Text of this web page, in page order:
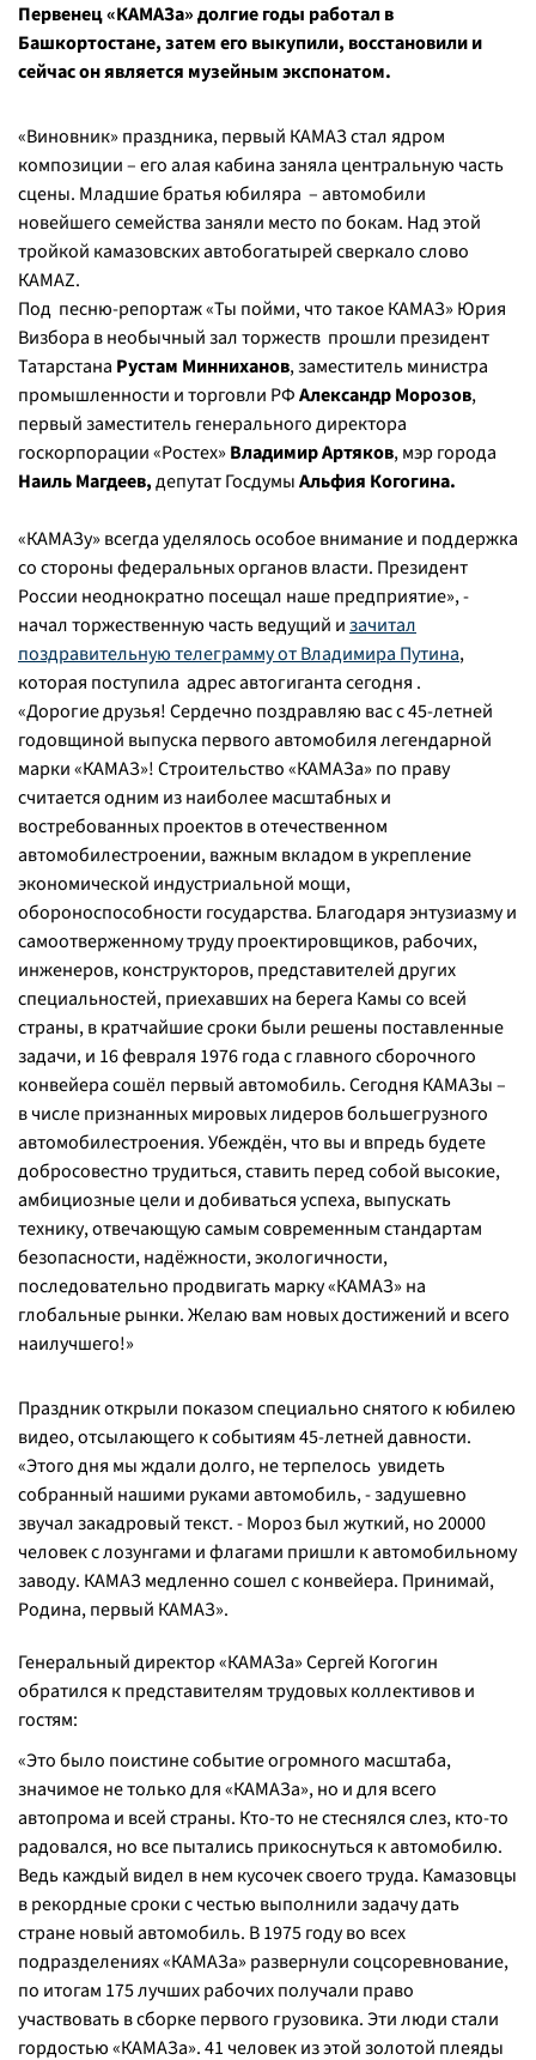
Первенец «КАМАЗа» долгие годы работал в
Башкортостане, затем его выкупили, восстановили и
сейчас он является музейным экспонатом.
«Виновник» праздника, первый КАМАЗ стал ядром
композиции – его алая кабина заняла центральную часть
сцены. Младшие братья юбиляра – автомобили
новейшего семейства заняли место по бокам. Над этой
тройкой камазовских автобогатырей сверкало слово
КАМАZ.
Под песню-репортаж «Ты пойми, что такое КАМАЗ» Юрия
Визбора в необычный зал торжеств прошли президент
Татарстана Рустам Минниханов, заместитель министра
промышленности и торговли РФАлександр Морозов,
первый заместитель генерального директора
госкорпорации «Ростех» Владимир Артяков, мэр города
Наиль Магдеев,депутат ГосдумыАльфия Когогина.
«КАМАЗу» всегда уделялось особое внимание и поддержка
со стороны федеральных органов власти. Президент
России неоднократно посещал наше предприятие», -
начал торжественную часть ведущий изачитал
поздравительную телеграмму от Владимира Путина,
которая поступила адрес автогиганта сегодня .
«Дорогие друзья! Сердечно поздравляю вас с 45-летней
годовщиной выпуска первого автомобиля легендарной
марки «КАМАЗ»! Строительство «КАМАЗа» по праву
считается одним из наиболее масштабных и
востребованных проектов в отечественном
автомобилестроении, важным вкладом в укрепление
экономической индустриальной мощи,
обороноспособности государства. Благодаря энтузиазму и
самоотверженному труду проектировщиков, рабочих,
инженеров, конструкторов, представителей других
специальностей, приехавших на берега Камы со всей
страны, в кратчайшие сроки были решены поставленные
задачи, и 16 февраля 1976 года с главного сборочного
конвейера сошёл первый автомобиль. Сегодня КАМАЗы –
в числе признанных мировых лидеров большегрузного
автомобилестроения. Убеждён, что вы и впредь будете
добросовестно трудиться, ставить перед собой высокие,
амбициозные цели и добиваться успеха, выпускать
технику, отвечающую самым современным стандартам
безопасности, надёжности, экологичности,
последовательно продвигать марку «КАМАЗ» на
глобальные рынки. Желаю вам новых достижений и всего
наилучшего!»
Праздник открыли показом специально снятого к юбилею
видео, отсылающего к событиям 45-летней давности.
«Этого дня мы ждали долго, не терпелось увидеть
собранный нашими руками автомобиль,- задушевно
звучал закадровый текст. - Мороз был жуткий, но 20000
человек с лозунгами и флагами пришли к автомобильному
заводу. КАМАЗ медленно сошел с конвейера. Принимай,
Родина, первый КАМАЗ».
Генеральный директор «КАМАЗа» Сергей Когогин
обратился к представителям трудовых коллективов и
гостям:
«Это было поистине событие огромного масштаба,
значимое не только для «КАМАЗа», но и для всего
автопрома и всей страны. Кто-то не стеснялся слез, кто-то
радовался, но все пытались прикоснуться к автомобилю.
Ведь каждый видел в нем кусочек своего труда. Камазовцы
в рекордные сроки с честью выполнили задачу дать
стране новый автомобиль. В 1975 году во всех
подразделениях «КАМАЗа» развернули соцсоревнование,
по итогам 175 лучших рабочих получали право
участвовать в сборке первого грузовика. Эти люди стали
гордостью «КАМАЗа». 41 человек из этой золотой плеяды